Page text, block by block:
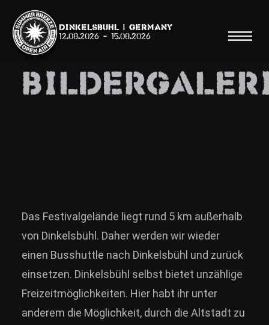
Dinkelsbühl | Germany
12.08.2026 - 15.08.2026
Line Up
Running Order/Maps
Festival ABC
News
Info
Das Festivalgelände liegt rund 5 km außerhalb
von Dinkelsbühl. Daher werden wir wieder
einen Busshuttle nach Dinkelsbühl und zurück
einsetzen. Dinkelsbühl selbst bietet unzählige
Freizeitmöglichkeiten. Hier habt ihr unter
anderem die Möglichkeit, durch die Altstadt zu